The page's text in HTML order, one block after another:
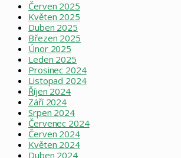
Červen 2025
Květen 2025
Duben 2025
Březen 2025
Únor 2025
Leden 2025
Prosinec 2024
Listopad 2024
Říjen 2024
Září 2024
Srpen 2024
Červenec 2024
Červen 2024
Květen 2024
Duben 2024